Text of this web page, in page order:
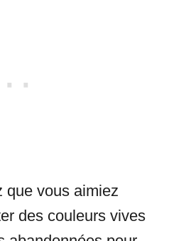
que vous aimiez
des couleurs vives